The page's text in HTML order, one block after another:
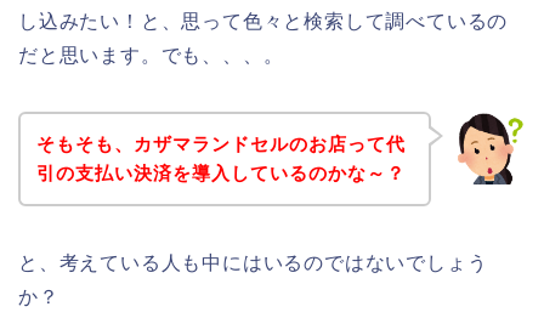
し込みたい！と、思って色々と検索して調べているの
だと思います。でも、、、。
そもそも、カザマランドセルのお店って代
引の支払い決済を導入しているのかな～？
と、考えている人も中にはいるのではないでしょう
か？